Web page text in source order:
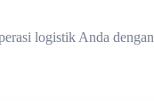
logistik Anda